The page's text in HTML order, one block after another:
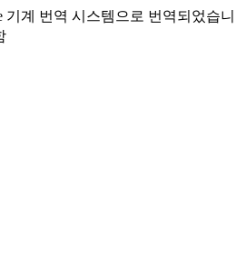
기계 번역 시스템으로 번역되었습